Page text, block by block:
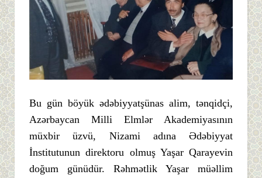
Bu gün böyük ədəbiyyatşünas alim, tənqidçi,
Azərbaycan Milli Elmlər Akademiyasının
müxbir üzvü, Nizami adına Ədəbiyyat
İnstitutunun direktoru olmuş Yaşar Qarayevin
doğum günüdür. Rəhmətlik Yaşar müəllim